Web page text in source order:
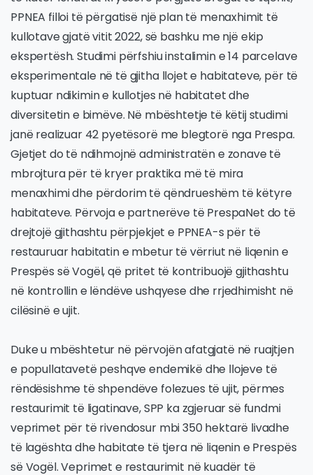
PPNEA filloi të përgatisë një plan të menaxhimit të
kullotave gjatë vitit 2022, së bashku me një ekip
ekspertësh. Studimi përfshiu instalimin e 14 parcelave
eksperimentale në të gjitha llojet e habitateve, për të
kuptuar ndikimin e kullotjes në habitatet dhe
diversitetin e bimëve. Në mbështetje të këtij studimi
janë realizuar 42 pyetësorë me blegtorë nga Prespa.
Gjetjet do të ndihmojnë administratën e zonave të
mbrojtura për të kryer praktika më të mira
menaxhimi dhe përdorim të qëndrueshëm të këtyre
habitateve. Përvoja e partnerëve të PrespaNet do të
drejtojë gjithashtu përpjekjet e PPNEA-s për të
restauruar habitatin e mbetur të vërriut në liqenin e
Prespës së Vogël, që pritet të kontribuojë gjithashtu
në kontrollin e lëndëve ushqyese dhe rrjedhimisht në
cilësinë e ujit.
Duke u mbështetur në përvojën afatgjatë në ruajtjen
e popullatavetë peshqve endemikë dhe llojeve të
rëndësishme të shpendëve folezues të ujit, përmes
restaurimit të ligatinave, SPP ka zgjeruar së fundmi
veprimet për të rivendosur mbi 350 hektarë livadhe
të lagështa dhe habitate të tjera në liqenin e Prespës
së Vogël. Veprimet e restaurimit në kuadër të